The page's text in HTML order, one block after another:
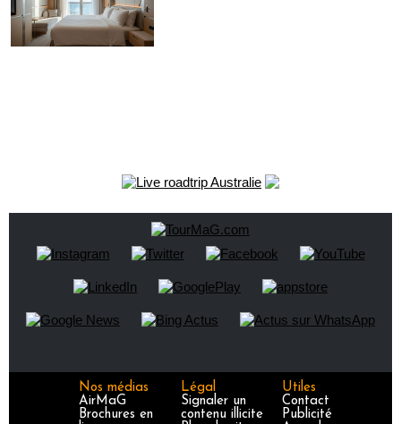
Nos médias
AirMaG
Brochures en
Légal
Signaler un
contenu illicite
Utiles
Contact
Publicité